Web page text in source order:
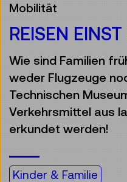
Mobilität
REISEN
Wie sind Familien
weder Flugzeuge
Technischen
Verkehrsmittel aus
erkundet werden!
Kinder & Familie